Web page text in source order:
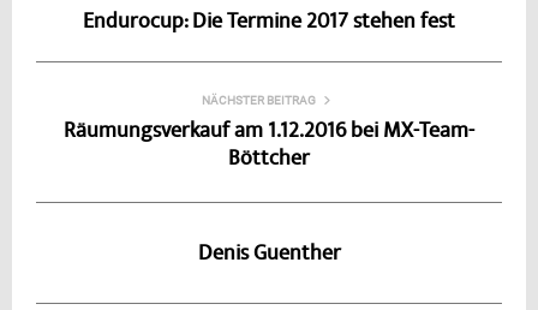
Endurocup: Die Termine 2017 stehen fest
NÄCHSTER BEITRAG
Räumungsverkauf am 1.12.2016 bei MX-Team-
Böttcher
Denis Guenther